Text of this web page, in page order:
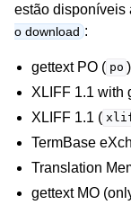
navigation of
estão disponíveis
o download :
gettext PO ( po )
XLIFF 1.1 with
XLIFF 1.1 (
TermBase
Translation
gettext MO